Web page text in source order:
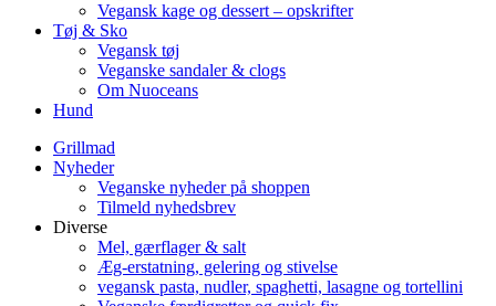
Vegansk kage og dessert – opskrifter
Tøj & Sko
Vegansk tøj
Veganske sandaler & clogs
Om Nuoceans
Hund
Grillmad
Nyheder
Veganske nyheder på shoppen
Tilmeld nyhedsbrev
Diverse
Mel, gærflager & salt
Æg-erstatning, gelering og stivelse
vegansk pasta, nudler, spaghetti, lasagne og tortellini